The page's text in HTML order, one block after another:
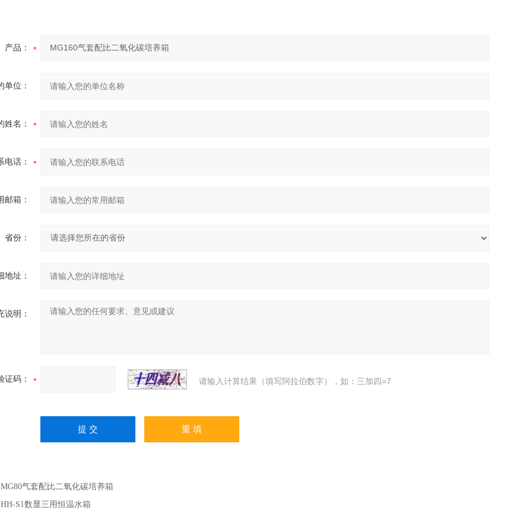
产品：
单位：
姓名：
电话：
邮箱：
省份：
地址：
说明：
证码： 请输入计算结果（填写阿拉伯数字），如：三加四=7
MG80气套配比二氧化碳培养箱
HH-S1数显三用恒温水箱